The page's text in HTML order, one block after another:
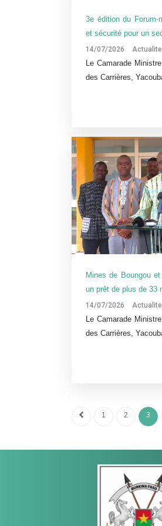
3e édition du Forum-
et sécurité pour un
14/07/2026
Le Camarade
des Carrières,
Mines de Boungou
un prêt de plus de 33
14/07/2026
Le Camarade
des Carrières,
1 2 3